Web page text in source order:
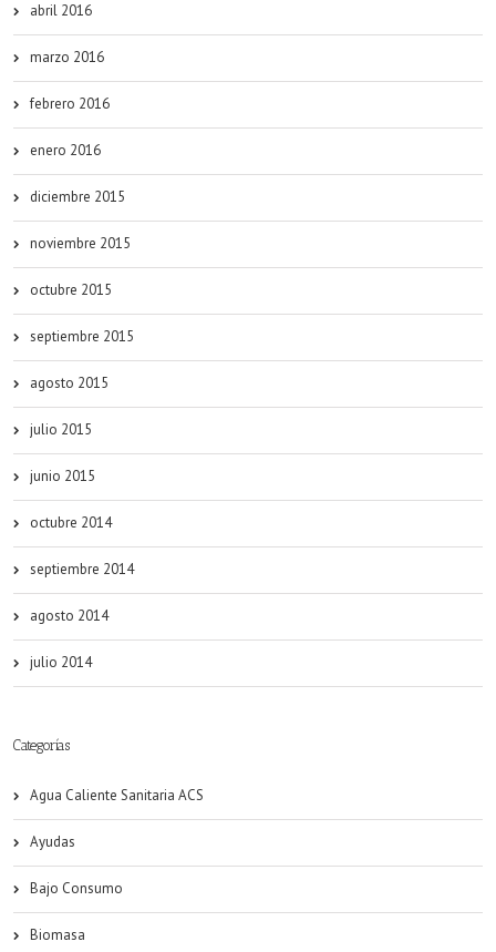
abril 2016
marzo 2016
febrero 2016
enero 2016
diciembre 2015
noviembre 2015
octubre 2015
septiembre 2015
agosto 2015
julio 2015
junio 2015
octubre 2014
septiembre 2014
agosto 2014
julio 2014
Categorías
Agua Caliente Sanitaria ACS
Ayudas
Bajo Consumo
Biomasa